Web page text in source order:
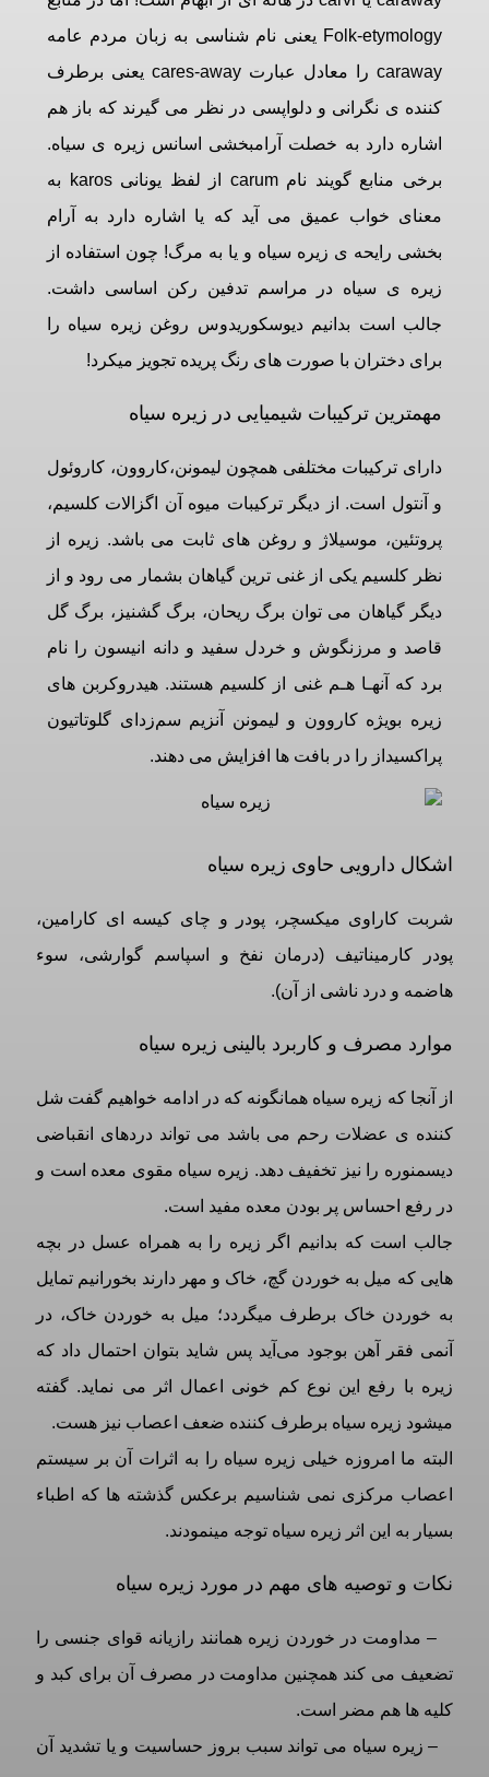
Folk-etymology یعنی نام شناسی به زبان مردم عامه
caraway را معادل عبارت cares-away یعنی برطرف
کننده ی نگرانی و دلواپسی در نظر می گیرند که باز هم
اشاره دارد به خصلت آرامبخشی اسانس زیره ی سیاه.
برخی منابع گویند نام carum از لفظ یونانی karos به
معنای خواب عمیق می آید که یا اشاره دارد به آرام
بخشی رایحه ی زیره سیاه و یا به مرگ! چون استفاده از
زیره ی سیاه در مراسم تدفین رکن اساسی داشت.
جالب است بدانیم دیوسکوریدوس روغن زیره سیاه را
برای دختران با صورت های رنگ پریده تجویز میکرد!
مهمترین ترکیبات شیمیایی در زیره سیاه
دارای ترکیبات مختلفی همچون لیمونن،کاروون، کاروئول
و آنتول است. از دیگر ترکیبات میوه آن اگزالات کلسیم،
پروتئین، موسیلاژ و روغن های ثابت می باشد. زیره از
نظر کلسیم یکی از غنی ترین گیاهان بشمار می رود و از
دیگر گیاهان می توان برگ ریحان، برگ گشنیز ، برگ گل
قاصد و مرزنگوش و خردل سفید و دانه انیسون را نام
برد که آنهـا هـم غنی از کلسیم هستند. هیدروکربن های
زیره بویژه کاروون و لیمونن آنزیم سم‌زدای گلوتاتیون
پراکسیداز را در بافت ها افزایش می دهند.
اشکال دارویی حاوی زیره سیاه
شربت کاراوی میکسچر، پودر و چای کیسه ای کارامین،
پودر کارمیناتیف (درمان نفخ و اسپاسم گوارشی، سوء
هاضمه و درد ناشی از آن).
موارد مصرف و کاربرد بالینی زیره سیاه
از آنجا که زیره سیاه همانگونه که در ادامه خواهیم گفت شل
کننده ی عضلات رحم می باشد می تواند دردهای انقباضی
دیسمنوره را نیز تخفیف دهد. زیره سیاه مقوی معده است و
در رفع احساس پر بودن معده مفید است.
جالب است که بدانیم اگر زیره را به همراه عسل در بچه
هایی که میل به خوردن گچ، خاک و مهر دارند بخورانیم تمایل
به خوردن خاک برطرف میگردد؛ میل به خوردن خاک، در
آنمی فقر آهن بوجود می‌آید پس شاید بتوان احتمال داد که
زیره با رفع این نوع کم خونی اعمال اثر می نماید. گفته
میشود زیره سیاه برطرف کننده ضعف اعصاب نیز هست.
البته ما امروزه خیلی زیره سیاه را به اثرات آن بر سیستم
اعصاب مرکزی نمی شناسیم برعکس گذشته ها که اطباء
بسیار به این اثر زیره سیاه توجه مینمودند.
نکات و توصیه های مهم در مورد زیره سیاه
– مداومت در خوردن زیره همانند رازیانه قوای جنسی را
تضعیف می کند همچنین مداومت در مصرف آن برای کبد و
کلیه ها هم مضر است.
– زیره سیاه می تواند سبب بروز حساسیت و یا تشدید آن